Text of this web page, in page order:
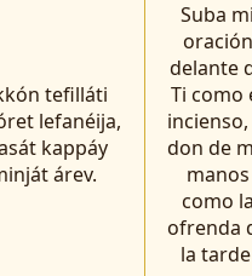
tefilláti
lefanéija,
kappáy
árev.
Suba
oración
delante
Ti como
incienso,
don de
manos
como
ofrenda
la